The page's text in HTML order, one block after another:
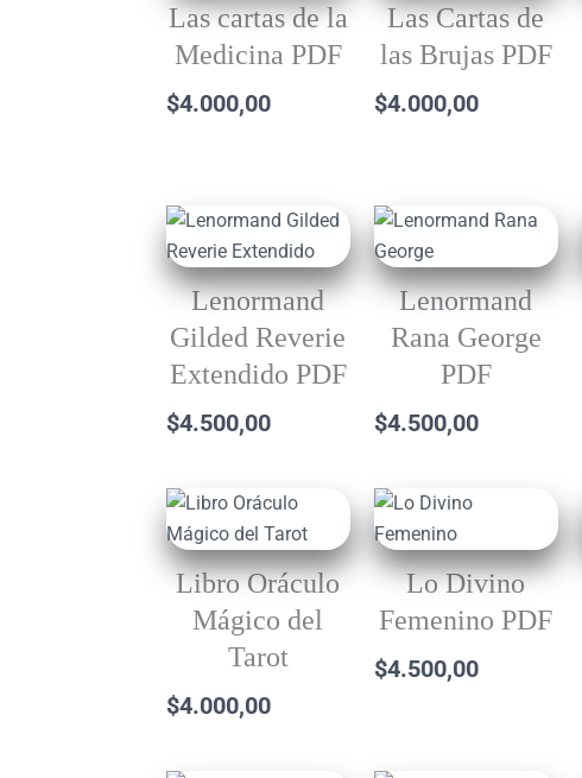
Las cartas de la
Medicina PDF
$4.000,00
Las Cartas de
las Brujas PDF
$4.000,00
Lenormand
Gilded Reverie
Extendido PDF
$4.500,00
Lenormand
Rana George
PDF
$4.500,00
Libro Oráculo
Mágico del
Tarot
$4.000,00
Lo Divino
Femenino PDF
$4.500,00